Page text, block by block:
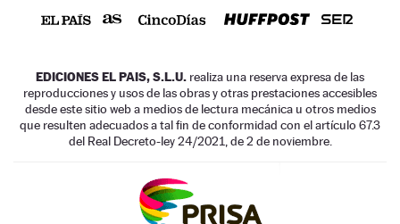
EDICIONES EL PAIS, S.L.U. realiza una reserva expresa de las
reproducciones y usos de las obras y otras prestaciones accesibles
desde este sitio web a medios de lectura mecánica u otros medios
que resulten adecuados a tal fin de conformidad con el artículo 67.3
del Real Decreto-ley 24/2021, de 2 de noviembre.